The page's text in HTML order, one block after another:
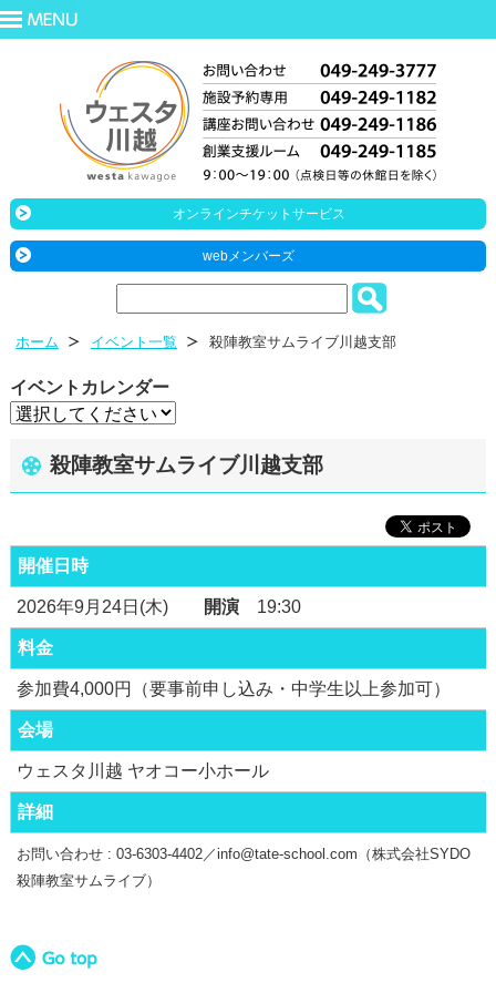
オンラインチケットサービス
webメンバーズ
ホーム イベント一覧 殺陣教室サムライブ川越支部
イベントカレンダー
殺陣教室サムライブ川越支部
開催日時
2026年9月24日(木) 開演19:30
料金
参加費4,000円（要事前申し込み・中学生以上参加可）
会場
ウェスタ川越 ヤオコー小ホール
詳細
お問い合わせ : 03-6303-4402／info@tate-school.com（株式会社SYDO
殺陣教室サムライブ）